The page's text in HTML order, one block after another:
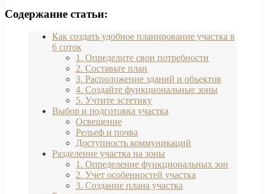
Содержание статьи:
Как создать удобное планирование участка в
6 соток
1. Определите свои потребности
2. Составьте план
3. Расположение зданий и объектов
4. Создайте функциональные зоны
5. Учтите эстетику
Выбор и подготовка участка
Освещение
Рельеф и почва
Доступность коммуникаций
Разделение участка на зоны
1. Определение функциональных зон
2. Учет особенностей участка
3. Создание плана участка